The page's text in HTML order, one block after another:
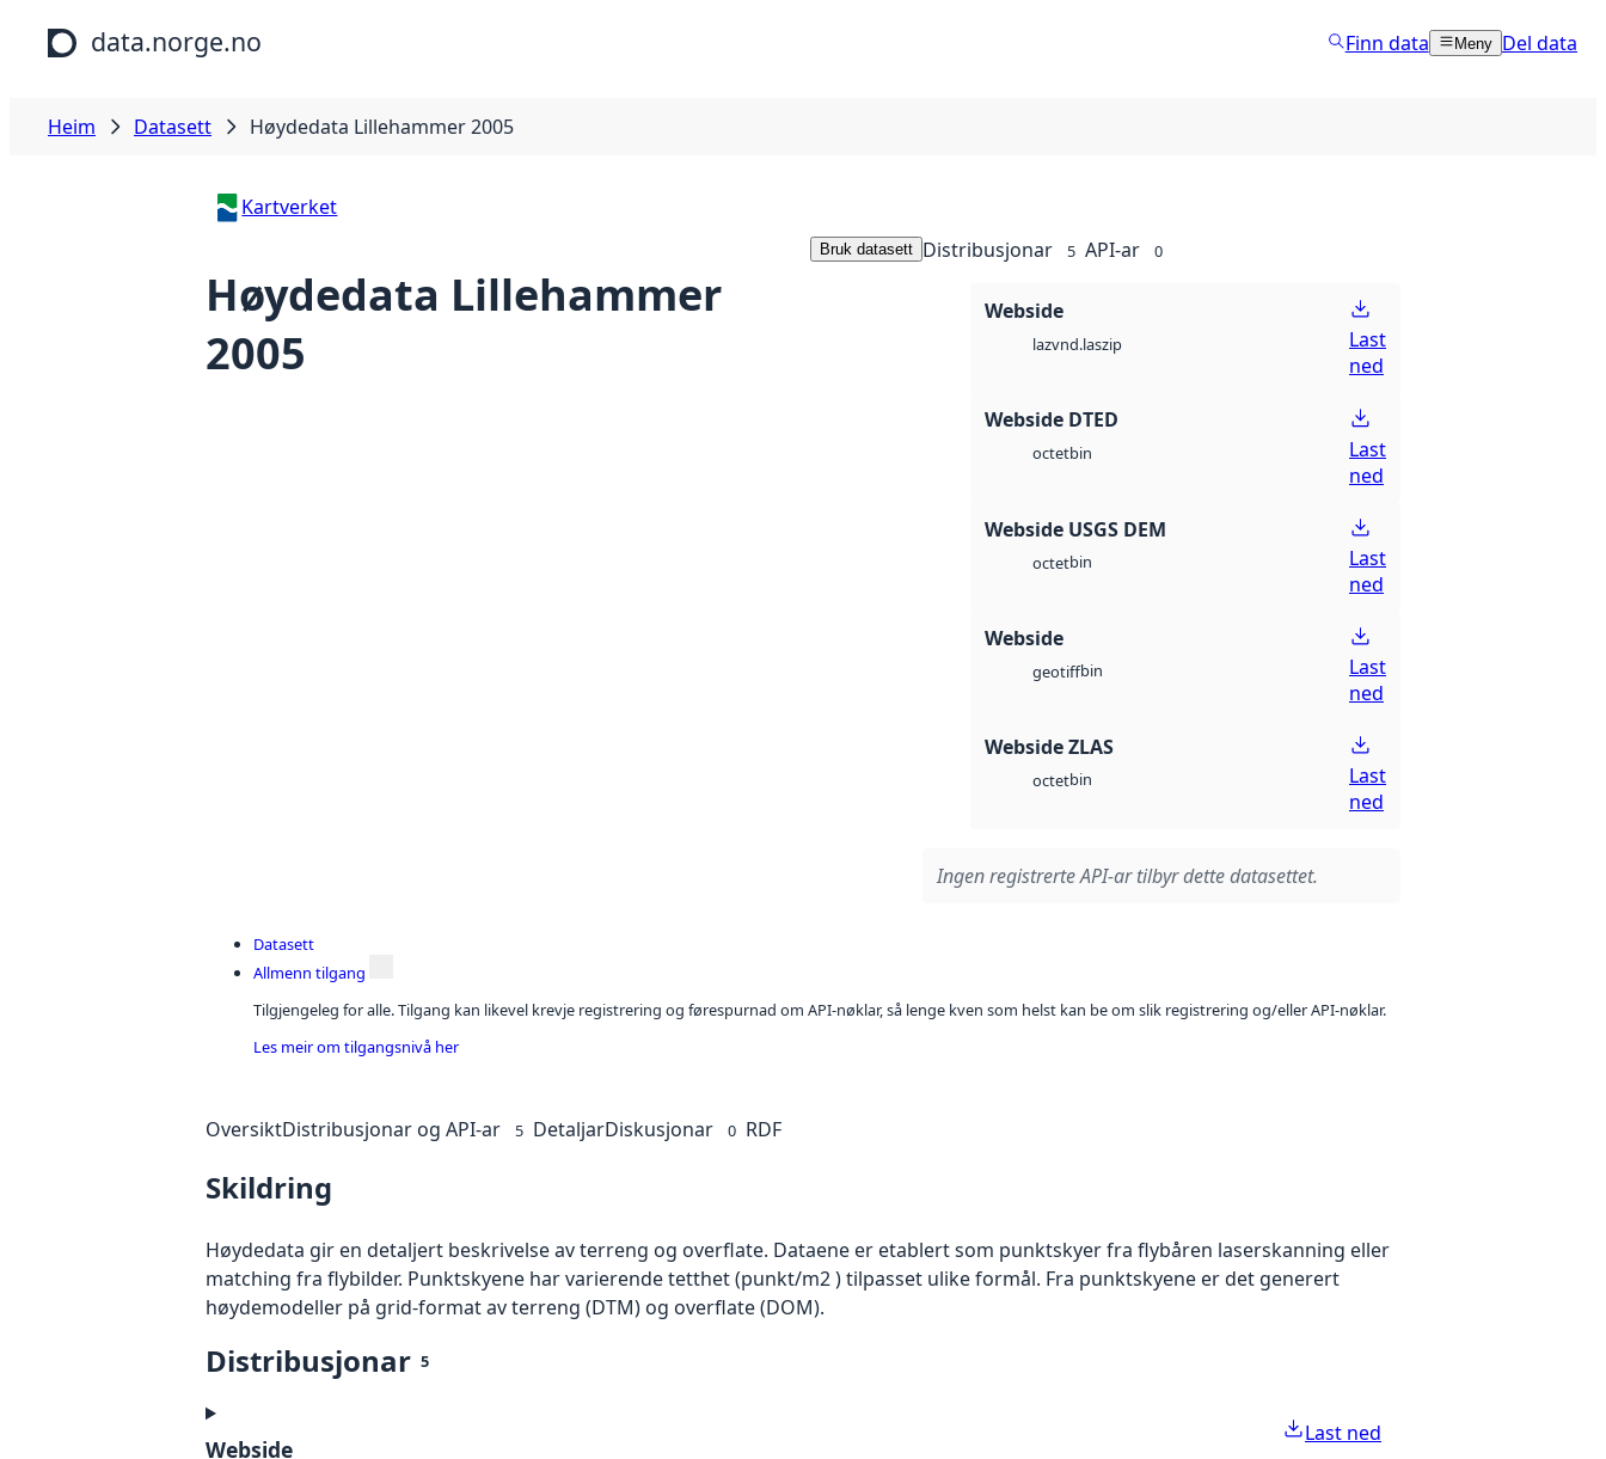
Hopp til hovudinnhald
data.norge.no Finn data Meny Del data
Heim Datasett Høydedata Lillehammer 2005
Kartverket
Høydedata Lillehammer
2005
Bruk datasett Distribusjonar 5 API-ar 0
Webside
lazvnd.laszip
Last
ned
Webside DTED
octetbin
Last
ned
Webside USGS DEM
octetbin
Last
ned
Webside
geotiffbin
Last
ned
Webside ZLAS
octetbin
Last
ned
Ingen registrerte API-ar tilbyr dette datasettet.
Datasett
Allmenn tilgang
Tilgjengeleg for alle. Tilgang kan likevel krevje registrering og førespurnad om API-nøklar, så lenge kven som helst kan be om slik registrering og/eller API-nøklar.
Les meir om tilgangsnivå her
OversiktDistribusjonar og API-ar 5 DetaljarDiskusjonar 0 RDF
Skildring
Høydedata gir en detaljert beskrivelse av terreng og overflate. Dataene er etablert som punktskyer fra flybåren laserskanning eller
matching fra flybilder. Punktskyene har varierende tetthet (punkt/m2 ) tilpasset ulike formål. Fra punktskyene er det generert
høydemodeller på grid-format av terreng (DTM) og overflate (DOM).
Distribusjonar 5
Webside
Last ned